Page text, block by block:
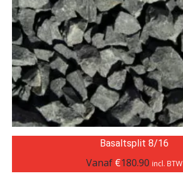
Basaltsplit 8/16
Vanaf €180.90 incl. BTW